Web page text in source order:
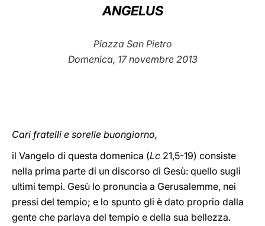
ANGELUS
Piazza San Pietro
Domenica, 17 novembre 2013
Cari fratelli e sorelle buongiorno,
il Vangelo di questa domenica (Lc 21,5-19) consiste
nella prima parte di un discorso di Gesù: quello sugli
ultimi tempi. Gesù lo pronuncia a Gerusalemme, nei
pressi del tempio; e lo spunto gli è dato proprio dalla
gente che parlava del tempio e della sua bellezza.